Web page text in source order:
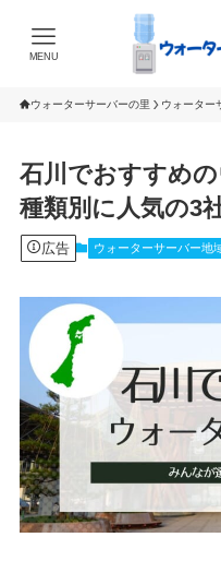
MENU
ウォーターサーバーの里 ウォーター
石川でおすすめ
種類別に人気の3
広告 ウォーターサーバー地